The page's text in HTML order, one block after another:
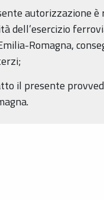
autorizzazione
dell’esercizio
Romagna,
il presente